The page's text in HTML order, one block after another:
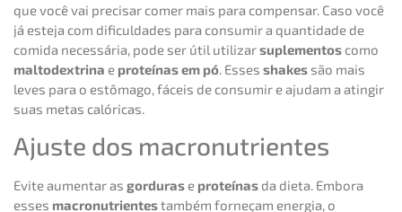
que você vai precisar comer mais para compensar. Caso você
já esteja com dificuldades para consumir a quantidade de
comida necessária, pode ser útil utilizarsuplementos como
maltodextrina e proteínas em pó. Esses shakessão mais
leves para o estômago, fáceis de consumir e ajudam a atingir
suas metas calóricas.
Ajuste dos macronutrientes
Evite aumentar as gorduras e proteínas da dieta. Embora
esses macronutrientestambém forneçam energia, o